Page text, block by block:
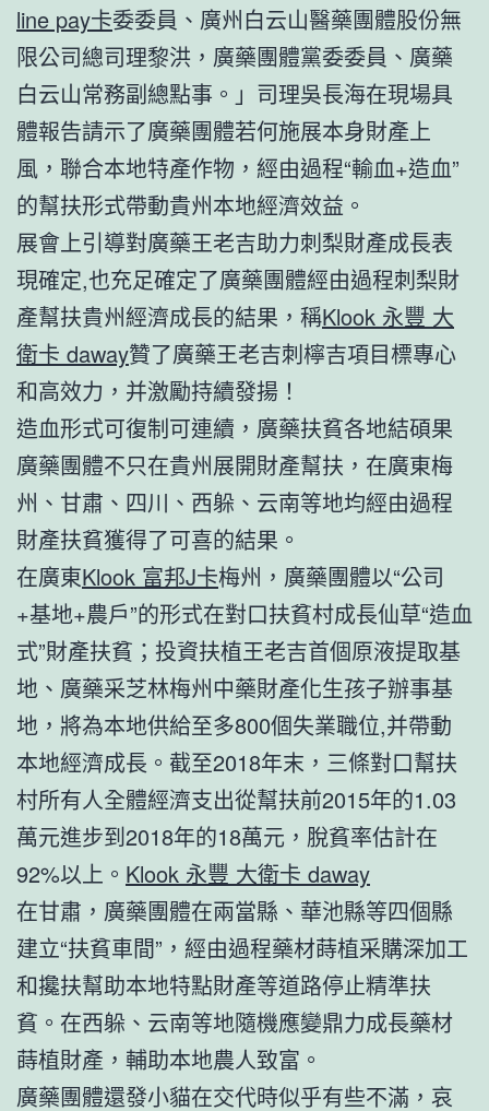
line pay卡委委員、廣州白云山醫藥團體股份無
限公司總司理黎洪，廣藥團體黨委委員、廣藥
白云山常務副總點事。」司理吳長海在現場具
體報告請示了廣藥團體若何施展本身財產上
風，聯合本地特產作物，經由過程“輸血+造血”
的幫扶形式帶動貴州本地經濟效益。
展會上引導對廣藥王老吉助力刺梨財產成長表
現確定,也充足確定了廣藥團體經由過程刺梨財
產幫扶貴州經濟成長的結果，稱Klook 永豐 大
衛卡 daway贊了廣藥王老吉刺檸吉項目標專心
和高效力，并激勵持續發揚！
造血形式可復制可連續，廣藥扶貧各地結碩果
廣藥團體不只在貴州展開財產幫扶，在廣東梅
州、甘肅、四川、西躲、云南等地均經由過程
財產扶貧獲得了可喜的結果。
在廣東Klook 富邦J卡梅州，廣藥團體以“公司
+基地+農戶”的形式在對口扶貧村成長仙草“造血
式”財產扶貧；投資扶植王老吉首個原液提取基
地、廣藥采芝林梅州中藥財產化生孩子辦事基
地，將為本地供給至多800個失業職位,并帶動
本地經濟成長。截至2018年末，三條對口幫扶
村所有人全體經濟支出從幫扶前2015年的1.03
萬元進步到2018年的18萬元，脫貧率估計在
92%以上。 Klook 永豐 大衛卡 daway
在甘肅，廣藥團體在兩當縣、華池縣等四個縣
建立“扶貧車間”，經由過程藥材蒔植采購深加工
和攙扶幫助本地特點財產等道路停止精準扶
貧。在西躲、云南等地隨機應變鼎力成長藥材
蒔植財產，輔助本地農人致富。
廣藥團體還發小貓在交代時似乎有些不滿，哀